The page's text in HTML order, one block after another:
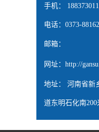
手机：
电话：0373-
邮箱：
网址： http://
地址： 河南省新
道东明石化南200